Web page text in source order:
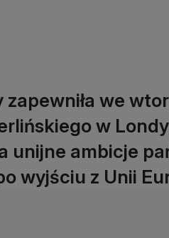
we
w
unijne ambicje
wyjściu z Unii